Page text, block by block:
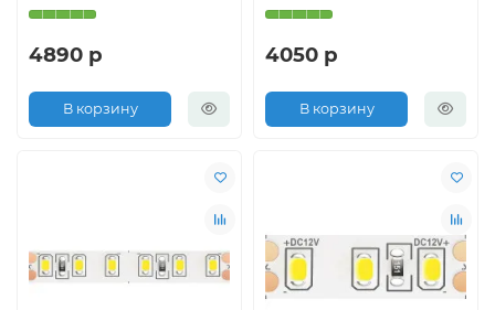
4890 р
В корзину
4050 р
В корзину